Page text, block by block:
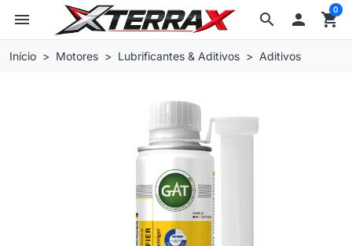
search
menu  shopping_cart
0
Início Motores Lubrificantes & Aditivos Aditivos